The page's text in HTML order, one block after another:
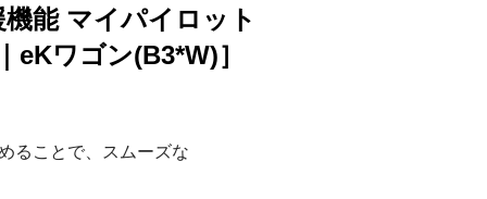
能 マイパイロット
ワゴン(B3*W)］
ることで、スムーズな